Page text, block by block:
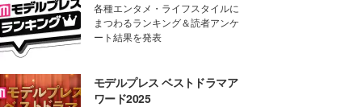
各種エンタメ・ライフスタイルに
まつわるランキング＆読者アンケ
ート結果を発表
モデルプレス ベストドラマア
ワード2025